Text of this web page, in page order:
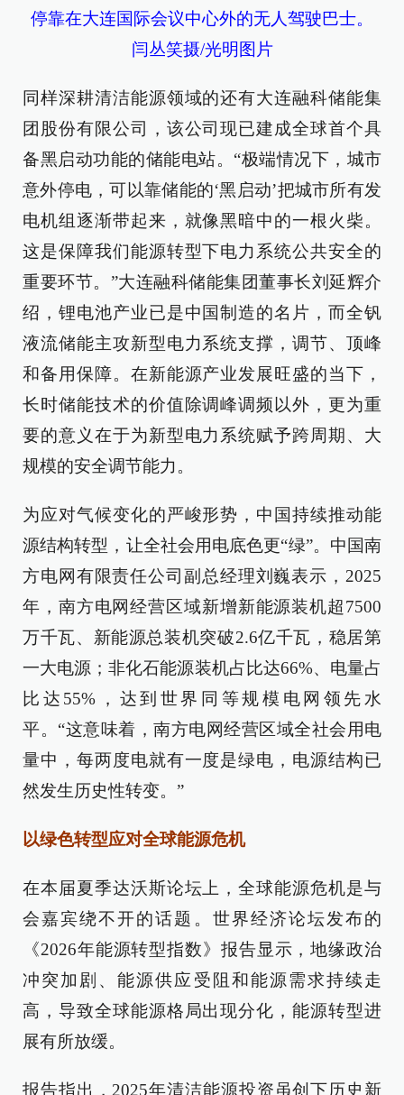
停靠在大连国际会议中心外的无人驾驶巴士。
闫丛笑摄/光明图片
同样深耕清洁能源领域的还有大连融科储能集
团股份有限公司，该公司现已建成全球首个具
备黑启动功能的储能电站。“极端情况下，城市
意外停电，可以靠储能的‘黑启动’把城市所有发
电机组逐渐带起来，就像黑暗中的一根火柴。
这是保障我们能源转型下电力系统公共安全的
重要环节。”大连融科储能集团董事长刘延辉介
绍，锂电池产业已是中国制造的名片，而全钒
液流储能主攻新型电力系统支撑，调节、顶峰
和备用保障。在新能源产业发展旺盛的当下，
长时储能技术的价值除调峰调频以外，更为重
要的意义在于为新型电力系统赋予跨周期、大
规模的安全调节能力。
为应对气候变化的严峻形势，中国持续推动能
源结构转型，让全社会用电底色更“绿”。中国南
方电网有限责任公司副总经理刘巍表示，2025
年，南方电网经营区域新增新能源装机超7500
万千瓦、新能源总装机突破2.6亿千瓦，稳居第
一大电源；非化石能源装机占比达66%、电量占
比达55%，达到世界同等规模电网领先水
平。“这意味着，南方电网经营区域全社会用电
量中，每两度电就有一度是绿电，电源结构已
然发生历史性转变。”
以绿色转型应对全球能源危机
在本届夏季达沃斯论坛上，全球能源危机是与
会嘉宾绕不开的话题。世界经济论坛发布的
《2026年能源转型指数》报告显示，地缘政治
冲突加剧、能源供应受阻和能源需求持续走
高，导致全球能源格局出现分化，能源转型进
展有所放缓。
报告指出，2025年清洁能源投资虽创下历史新